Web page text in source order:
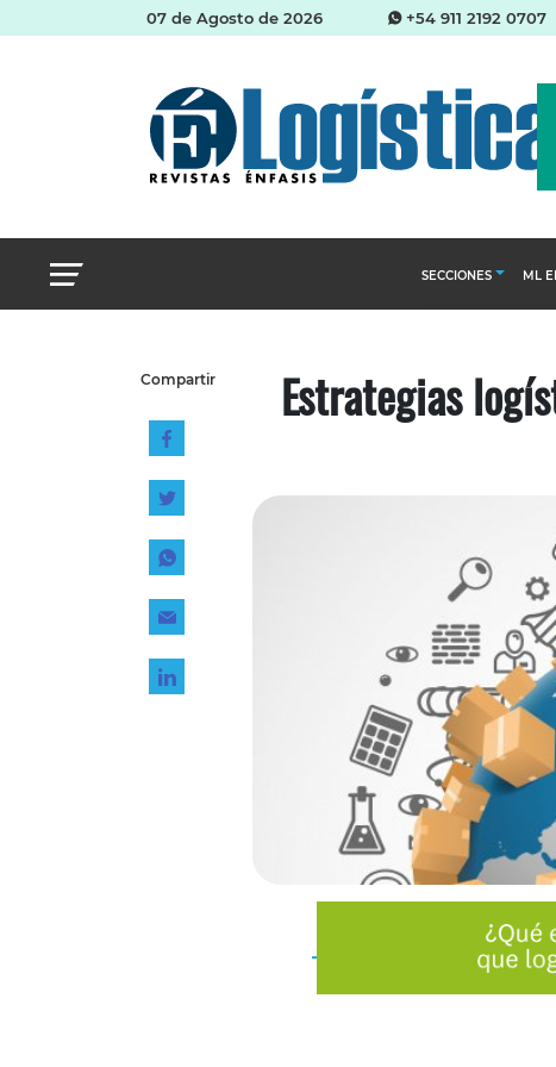
07 de Agosto de 2026 +54 911 2192 0707
SECCIONES
Almacenes e
Logística y
Transporte
ML
Compartir Estrategias